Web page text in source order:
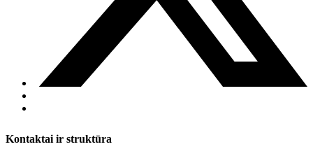
Kontaktai ir struktūra